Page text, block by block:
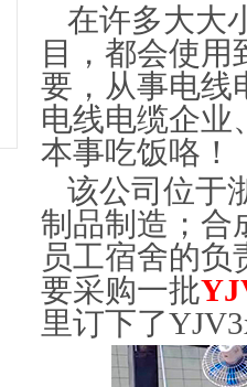
在许多大大
目，都会使用
要，从事电线
电线电缆企业
本事吃饭咯！
该公司位于
制品制造；合
员工宿舍的
要采购一批
里订下了